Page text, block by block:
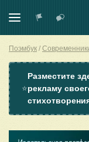
Поэмбук
⭐
Разместите
рекламу